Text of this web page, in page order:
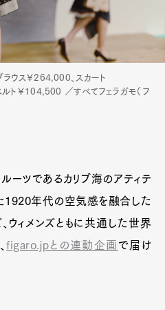
ウス￥264,000、スカート
ト￥104,500 ／すべてフェラガモ（フ
ルーツであるカリブ海のアティテ
1920年代の空気感を融合した
ウィメンズともに共通した世界
figaro.jpとの連動企画 で届け